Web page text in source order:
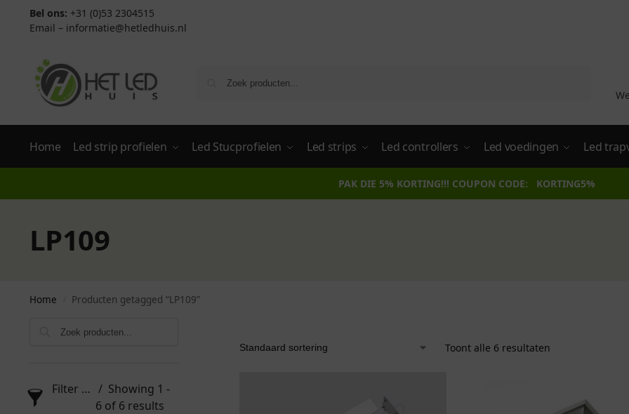
Bel ons: +31 (0)53 2304515
Email – informatie@hetledhuis.nl
Home Led strip profielen Led Stucprofielen Led strips Led controllers Led voedingen Led
PAK DIE 5% KORTING!!! COUPON CODE: KORTING5%
LP109
Home Producten getagged “LP109”
Toont alle 6 resultaten
Filter products
Showing 1 -
6 of 6 results